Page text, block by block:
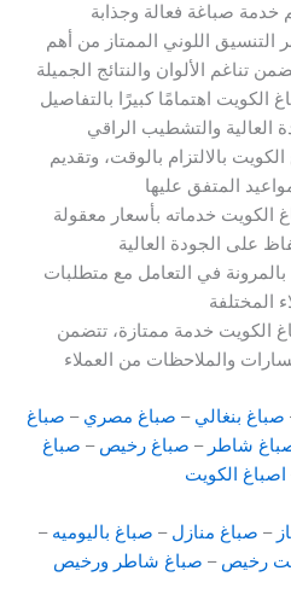
التنسيق اللوني الممتاز من أهم
الكويت اهتمامًا كبيرًا بالتفاصيل
بالالتزام بالوقت، وتقديم
الكويت خدماته بأسعار معقولة
في التعامل مع متطلبات
الكويت خدمة ممتازة، تتضمن
صباغ بنغالي – صباغ مصري – صباغ
شاطر – صباغ رخيص – صباغ
اصباغ الكويت
– صباغ منازل – صباغ باليوميه –
رخيص – صباغ شاطر ورخيص